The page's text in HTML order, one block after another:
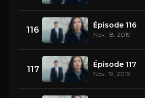
116 Épisode 116
Nov. 18, 2019
117 Épisode 117
Nov. 19, 2019